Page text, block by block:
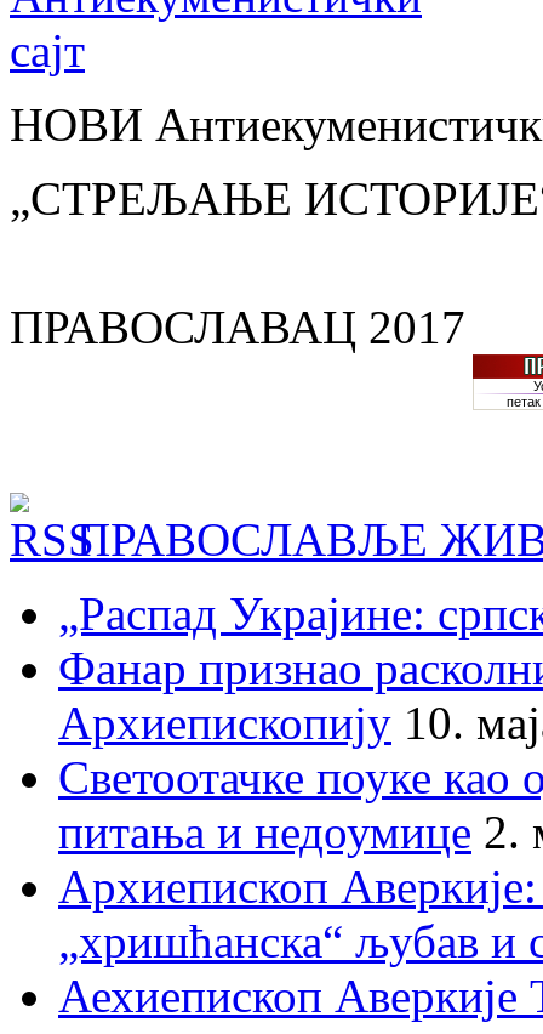
НОВИ
„СТРЕЉАЊЕ
ПРАВОСЛАВАЦ 2017
ПРАВОСЛАВЉЕ
„Распад Украјине:
Фанар признао
Архиепископију 10.
Светоотачке поуке као
питања и недоумице 2.
Архиепископ
„хришћанска“ љубав и
Аехиепископ